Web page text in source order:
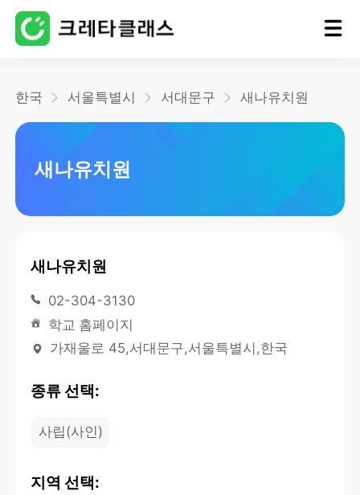
한국 서울특별시 서대문구 새나유치원
새나유치원
새나유치원
02-304-3130
학교 홈페이지
가재울로 45,서대문구,서울특별시,한국
종류 선택:
사립(사인)
지역 선택: